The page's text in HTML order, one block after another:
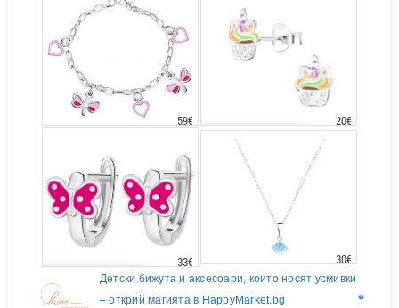
59€ 20€
33€ 30€
Детски бижута и аксесоари, които носят усмивки
– открий магията в HappyMarket.bg